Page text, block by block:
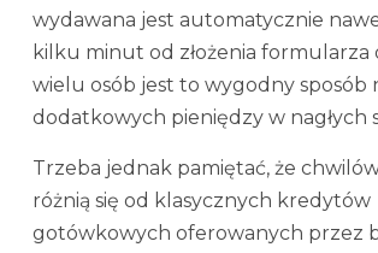
wydawana jest automatycznie
kilku minut od złożenia formularza
wielu osób jest to wygodny sposób
dodatkowych pieniędzy w nagłych
Trzeba jednak pamiętać, że
różnią się od klasycznych kredytów
gotówkowych oferowanych przez